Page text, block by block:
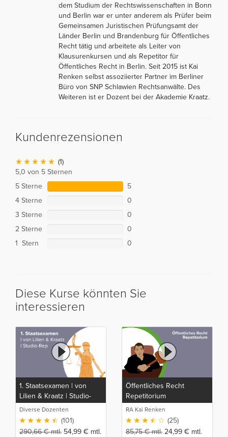
dem Studium der Rechtswissenschaften in Bonn
und Berlin war er unter anderem als Prüfer beim
Gemeinsamen Juristischen Prüfungsamt der
Länder Berlin und Brandenburg für Öffentliches
Recht tätig und arbeitete als Leiter von
Klausurenkursen und als Repetitor für
Öffentliches Recht in Berlin. Seit 2015 ist Kai
Renken selbst assoziierter Partner im Berliner
Büro von SNP Schlawien Rechtsanwälte. Des
Weiteren ist er Dozent bei der Akademie Kraatz.
Kundenrezensionen
(1)
5,0 von 5 Sternen
5 Sterne
5
4 Sterne
0
3 Sterne
0
2 Sterne
0
1 Stern
0
Diese Kurse könnten Sie
interessieren
1. Staatsexamen | von
Lilien & Kraatz | Studio-
Rep
Diverse Dozenten
(101)
290,66€mtl. 54,99 € mtl.
Öffentliches Recht
Repetitorium
RA Kai Renken
(25)
85,75€mtl. 24,99 € mtl.